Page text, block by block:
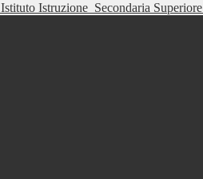
Istituto Istruzione Secondaria Superiore